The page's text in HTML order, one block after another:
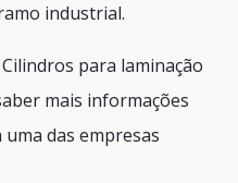
industrial.
para laminação
mais informações
das empresas